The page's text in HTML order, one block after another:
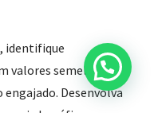
identifique
valores semelhantes
Desenvolva